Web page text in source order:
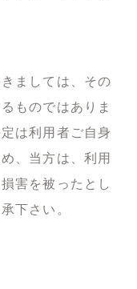
ましては、その
ものではありま
は利用者ご自身
、当方は、利用
害を被ったとし
下さい。